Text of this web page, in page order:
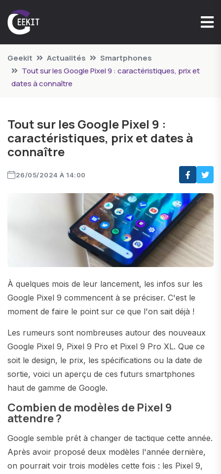
Geekit Actualités
Smartphones
Tout sur les Google Pixel 9 : caractéristiques, prix et
dates à connaître
Tout sur les Google Pixel 9 :
caractéristiques, prix et dates à
connaître
26/05/2024 À 14:00
À quelques mois de leur lancement, les infos sur les
Google Pixel 9 commencent à se préciser. C'est le
moment de faire le point sur ce que l'on sait déjà !
Les rumeurs sont nombreuses autour des nouveaux
Google Pixel 9, Pixel 9 Pro et Pixel 9 Pro XL. Que ce
soit le design, le prix, les spécifications ou la date de
sortie, voici un aperçu de ces futurs smartphones
haut de gamme de Google.
Combien de modèles de Pixel 9
attendre ?
Google semble prêt à changer de tactique cette année.
Après avoir proposé deux modèles l'année dernière,
on pourrait voir trois modèles cette fois : les Pixel 9,